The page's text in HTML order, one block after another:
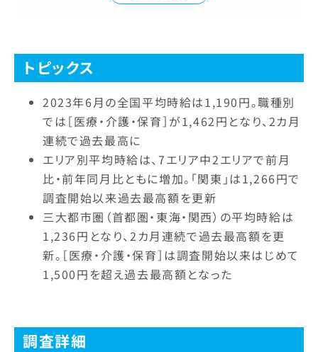
トピックス
2023年6月の全国平均時給は1,190円。職種別
では［医療・介護・保育］が1,462円となり、2カ月
連続で過去最高に
エリア別平均時給は、7エリア中2エリアで前月
比・前年同月比ともに増加。「関東」は1,266円で
調査開始以来過去最高額を更新
三大都市圏（首都圏・東海・関西）の平均時給は
1,236円となり、2カ月連続で過去最高額を更
新。［医療・介護・保育］は調査開始以来はじめて
1,500円を超え過去最高額となった
調査詳細